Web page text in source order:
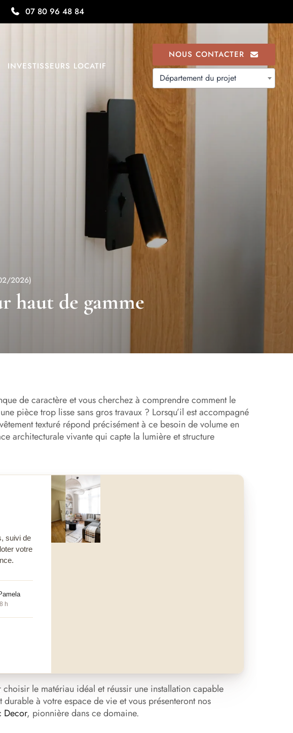
07 80 96 48 84
INVESTISSEURS LOCATIF
NOUS CONTACTER
Département du projet
2026)
haut de gamme
de caractère et vous cherchez à comprendre comment le
pièce trop lisse sans gros travaux ? Lorsqu’il est accompagné
texturé répond précisément à ce besoin de volume en
architecturale vivante qui capte la lumière et structure
suivi de
votre
h
Avant Après
le matériau idéal et réussir une installation capable
à votre espace de vie et vous présenteront nos
Decor, pionnière dans ce domaine.